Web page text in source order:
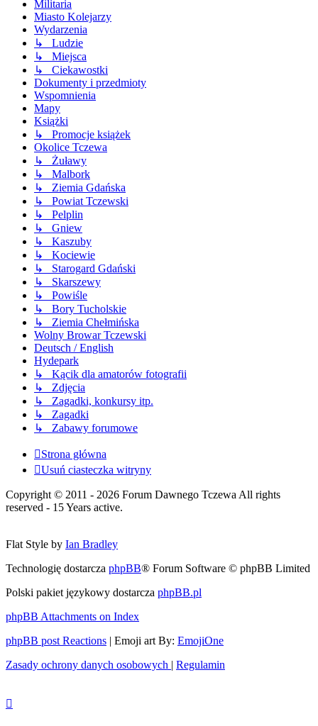
Militaria
Miasto Kolejarzy
Wydarzenia
↳ Ludzie
↳ Miejsca
↳ Ciekawostki
Dokumenty i przedmioty
Wspomnienia
Mapy
Książki
↳ Promocje książek
Okolice Tczewa
↳ Żuławy
↳ Malbork
↳ Ziemia Gdańska
↳ Powiat Tczewski
↳ Pelplin
↳ Gniew
↳ Kaszuby
↳ Kociewie
↳ Starogard Gdański
↳ Skarszewy
↳ Powiśle
↳ Bory Tucholskie
↳ Ziemia Chełmińska
Wolny Browar Tczewski
Deutsch / English
Hydepark
↳ Kącik dla amatorów fotografii
↳ Zdjęcia
↳ Zagadki, konkursy itp.
↳ Zagadki
↳ Zabawy forumowe
Strona główna
Usuń ciasteczka witryny
Copyright © 2011 - 2026 Forum Dawnego Tczewa All rights
reserved - 15 Years active.
Flat Style by Ian Bradley
Technologię dostarcza phpBB® Forum Software © phpBB Limited
Polski pakiet językowy dostarcza phpBB.pl
phpBB Attachments on Index
phpBB post Reactions | Emoji art By: EmojiOne
Zasady ochrony danych osobowych | Regulamin